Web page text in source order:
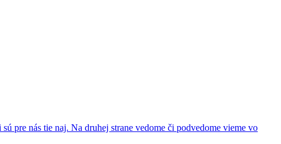
pre nás tie naj. Na druhej strane vedome či podvedome vieme vo